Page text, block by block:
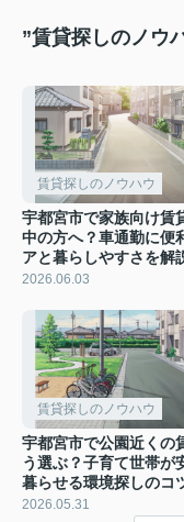
”賃貸探しのノウ
賃貸探しのノウハウ
宇都宮市で家族向け賃
中の方へ？車通勤に便
アと暮らしやすさを解
2026.06.03
賃貸探しのノウハウ
宇都宮市で公園近くの
う選ぶ？子育て世帯が
暮らせる環境探しのコ
2026.05.31